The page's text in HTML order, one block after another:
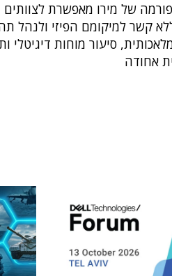
של מירו מאפשרת לצוותים
קשר למיקומם הפיזי ולנהל
סיעור מוחות דיגיטלי
אחודה